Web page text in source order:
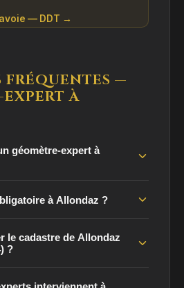
— DDT →
FRÉQUENTES —
À
géomètre-expert à
à Allondaz ?
le cadastre de Allondaz
?